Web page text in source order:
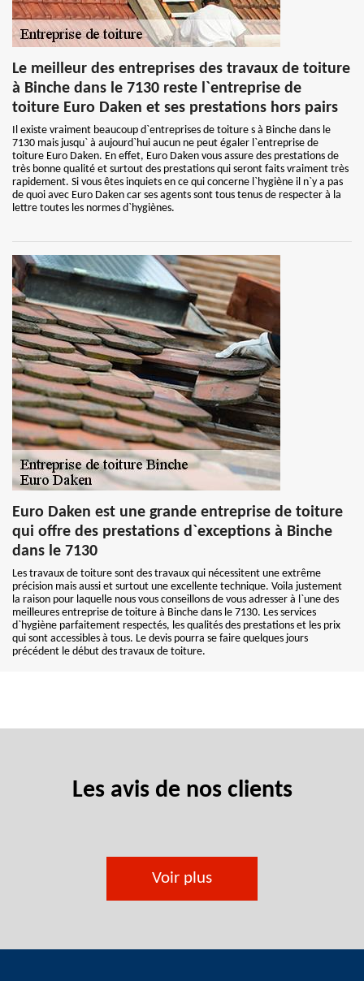
Le meilleur des entreprises des travaux de toiture
à Binche dans le 7130 reste l`entreprise de
toiture Euro Daken et ses prestations hors pairs
Il existe vraiment beaucoup d`entreprises de toiture s à Binche dans le
7130 mais jusqu` à aujourd`hui aucun ne peut égaler l`entreprise de
toiture Euro Daken. En effet, Euro Daken vous assure des prestations de
très bonne qualité et surtout des prestations qui seront faits vraiment très
rapidement. Si vous êtes inquiets en ce qui concerne l`hygiène il n`y a pas
de quoi avec Euro Daken car ses agents sont tous tenus de respecter à la
lettre toutes les normes d`hygiènes.
Euro Daken est une grande entreprise de toiture
qui offre des prestations d`exceptions à Binche
dans le 7130
Les travaux de toiture sont des travaux qui nécessitent une extrême
précision mais aussi et surtout une excellente technique. Voila justement
la raison pour laquelle nous vous conseillons de vous adresser à l`une des
meilleures entreprise de toiture à Binche dans le 7130. Les services
d`hygiène parfaitement respectés, les qualités des prestations et les prix
qui sont accessibles à tous. Le devis pourra se faire quelques jours
précédent le début des travaux de toiture.
Les avis de nos clients
Voir plus